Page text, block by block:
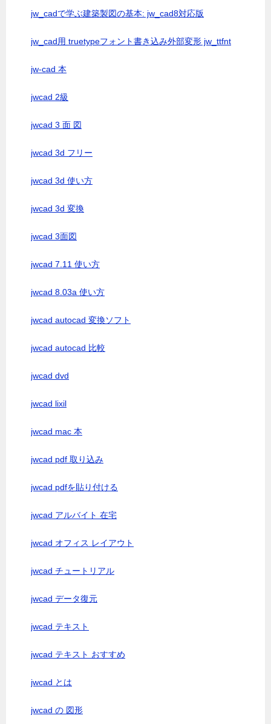
jw_cadで学ぶ建築製図の基本: jw_cad8対応版
jw_cad用 truetypeフォント書き込み外部変形 jw_ttfnt
jw-cad 本
jwcad 2級
jwcad 3 面 図
jwcad 3d フリー
jwcad 3d 使い方
jwcad 3d 変換
jwcad 3面図
jwcad 7.11 使い方
jwcad 8.03a 使い方
jwcad autocad 変換ソフト
jwcad autocad 比較
jwcad dvd
jwcad lixil
jwcad mac 本
jwcad pdf 取り込み
jwcad pdfを貼り付ける
jwcad アルバイト 在宅
jwcad オフィス レイアウト
jwcad チュートリアル
jwcad データ復元
jwcad テキスト
jwcad テキスト おすすめ
jwcad とは
jwcad の 図形